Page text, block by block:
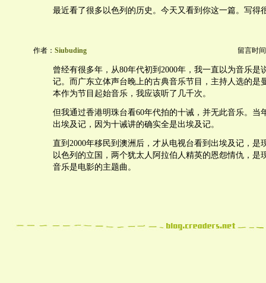
最近看了很多以色列的历史。今天又看到你这一篇。写得
作者： Siubuding 留言时
曾经有很多年，从80年代初到2000年，我一直以为音乐是
记。而广东立体声台晚上的古典音乐节目，主持人选的是
本作为节目起始音乐，我应该听了几千次。
但我通过香港明珠台看60年代拍的十诫，并无此音乐。当
出埃及记，因为十诫讲的确实全是出埃及记。
直到2000年移民到澳洲后，才从电视台看到出埃及记，是
以色列的立国，两个犹太人阿拉伯人精英的恩怨情仇，是
音乐是电影的主题曲。